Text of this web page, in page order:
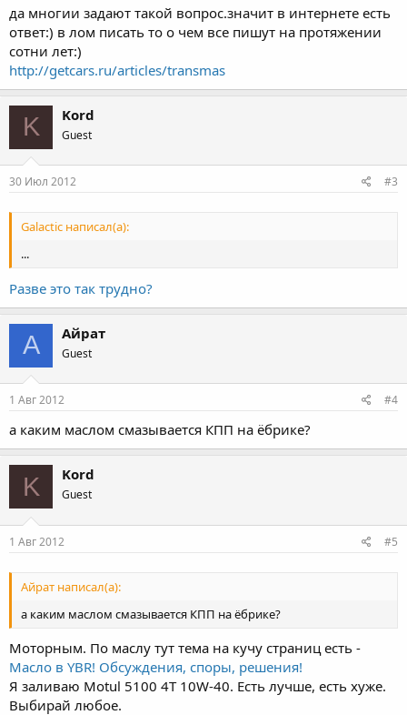
да многии задают такой вопрос.значит в интернете есть
ответ:) в лом писать то о чем все пишут на протяжении
сотни лет:)
http://getcars.ru/articles/transmas
K Kord
Guest
30 Июл 2012 #3
Galactic написал(а):
...
Разве это так трудно?
А Айрат
Guest
1 Авг 2012 #4
а каким маслом смазывается КПП на ёбрике?
K Kord
Guest
1 Авг 2012 #5
Айрат написал(а):
а каким маслом смазывается КПП на ёбрике?
Моторным. По маслу тут тема на кучу страниц есть -
Масло в YBR! Обсуждения, споры, решения!
Я заливаю Motul 5100 4T 10W-40. Есть лучше, есть хуже.
Выбирай любое.